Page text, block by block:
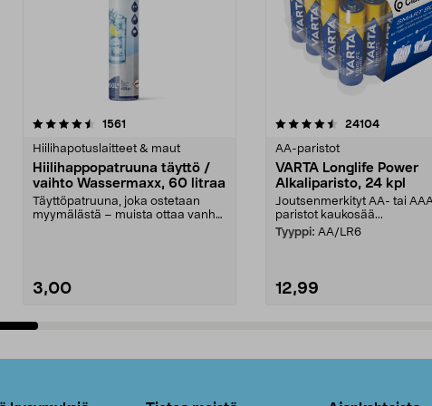
1561
Hiilihapotuslaitteet & maut
Hiilihappopatruuna täyttö /
vaihto Wassermaxx, 60 litraa
Täyttöpatruuna, joka ostetaan
myymälästä – muista ottaa vanha
3,00
4.5viidestä
24104arvostelut
AA-paristot
VARTA Longlife Power
Alkaliparisto, 24 kpl
Joutsenmerkityt AA- tai
paristot kaukosää...
Tyyppi: AA/LR6
12,99
4.5viidestä